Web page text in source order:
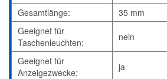
Gesamtlänge:
35 mm
Geeignet für
Taschenleuchten:
nein
Geeignet für
Anzeigezwecke:
ja